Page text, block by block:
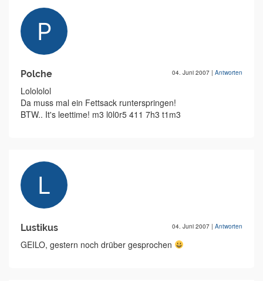
Polche 04. Juni 2007 | Antworten
Lolololol
Da muss mal ein Fettsack runterspringen!
BTW.. It's leettime! m3 l0l0r5 411 7h3 t1m3
Lustikus 04. Juni 2007 | Antworten
GEILO, gestern noch drüber gesprochen